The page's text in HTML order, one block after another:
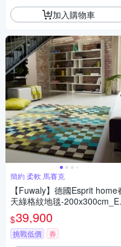
加入購物車
簡約 柔軟 馬賽克
【Fuwaly】德國Esprit home
天綠格紋地毯-
P2834-03_簡約 柔軟 馬賽克
$39,900
挑戰低價 券